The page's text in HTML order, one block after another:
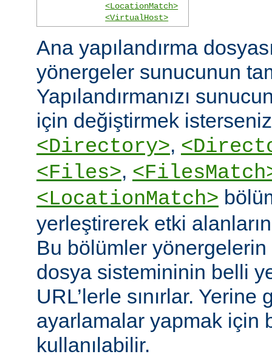
<LocationMatch>
<VirtualHost>
Ana yapılandırma
yönergeler sunucunun
Yapılandırmanızı
için değiştirmek
<Directory>,
<Files>,
<LocationMatch>
yerleştirerek etki
Bu bölümler yönergelerin
dosya sistemininin belli
URL’lerle sınırlar.
ayarlamalar yapmak için
kullanılabilir.